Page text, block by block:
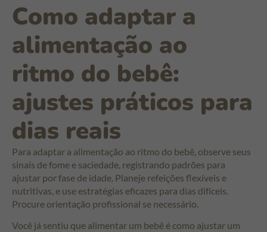
Como adaptar a
alimentação ao
ritmo do bebê:
ajustes práticos para
dias reais
Para adaptar a alimentação ao ritmo do bebê, observe seus
sinais de fome e saciedade, registrando padrões para
ajustar por fase de idade. Planeje refeições flexíveis e
nutritivas, e use estratégias eficazes para dias difíceis.
Procure orientação profissional se necessário.
Você já sentiu que alimentar um bebê é como ajustar um